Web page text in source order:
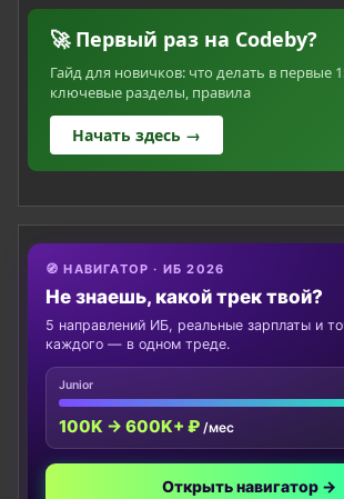
🚀 Первый раз на Codeby?
Гайд для новичков: что делать в первые
ключевые разделы, правила
Начать здесь →
🧭 НАВИГАТОР · ИБ 2026
Не знаешь, какой трек твой?
5 направлений ИБ, реальные зарплаты и
каждого — в одном треде.
Junior
100K → 600K+ ₽ /мес
Открыть навигатор →